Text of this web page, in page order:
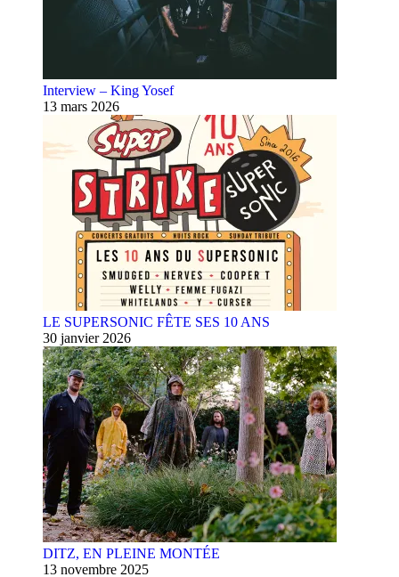
Interview – King Yosef
13 mars 2026
LE SUPERSONIC FÊTE SES 10 ANS
30 janvier 2026
DITZ, EN PLEINE MONTÉE
13 novembre 2025